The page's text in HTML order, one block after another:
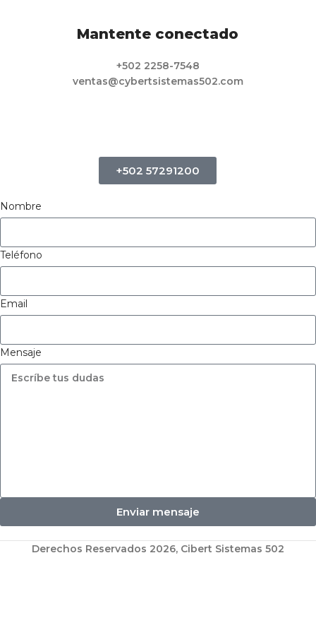
Mantente conectado
+502 2258-7548
ventas@cybertsistemas502.com
+502 57291200
Nombre
Teléfono
Email
Mensaje
Enviar mensaje
Derechos Reservados 2026, Cibert Sistemas 502